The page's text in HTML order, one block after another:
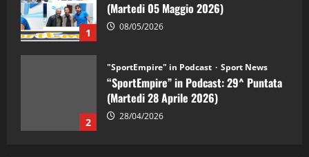
1
(Martedi 05 Maggio 2026)
08/05/2026
2
"SportEmpire" in Podcast Sport News
“SportEmpire” in Podcast: 29^ Puntata
(Martedi 28 Aprile 2026)
28/04/2026